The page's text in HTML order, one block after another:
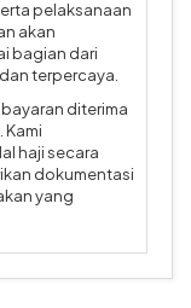
pelaksanaan
akan
bagian dari
terpercaya.
diterima
haji secara
dokumentasi
yang